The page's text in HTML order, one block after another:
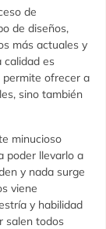
de
de diseños,
más actuales y
calidad es
permite ofrecer a
sino también
minucioso
poder llevarlo a
y nada surge
viene
y habilidad
salen todos